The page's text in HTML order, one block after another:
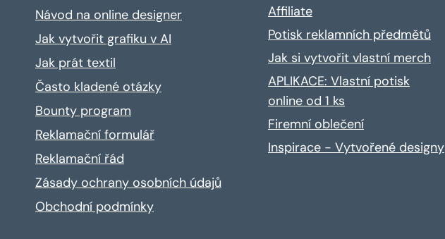
Návod na online designer
Jak vytvořit grafiku v AI
Jak prát textil
Často kladené otázky
Bounty program
Reklamační formulář
Reklamační řád
Zásady ochrany osobních údajů
Obchodní podmínky
Affiliate
Potisk reklamních předmětů
Jak si vytvořit vlastní merch
APLIKACE: Vlastní potisk
online od 1 ks
Firemní oblečení
Inspirace - Vytvořené designy